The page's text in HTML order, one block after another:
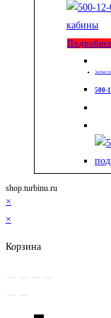
Подробнее
500-
shop.turbinu.ru
×
×
Корзина